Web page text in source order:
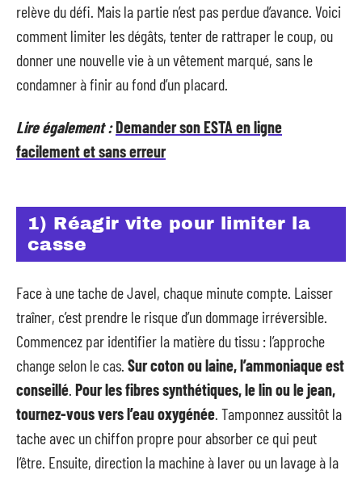
relève du défi. Mais la partie n’est pas perdue d’avance. Voici
comment limiter les dégâts, tenter de rattraper le coup, ou
donner une nouvelle vie à un vêtement marqué, sans le
condamner à finir au fond d’un placard.
Lire également :Demander son ESTA en ligne
facilement et sans erreur
1) Réagir vite pour limiter la
casse
Face à une tache de Javel, chaque minute compte. Laisser
traîner, c’est prendre le risque d’un dommage irréversible.
Commencez par identifier la matière du tissu : l’approche
change selon le cas. Sur coton ou laine, l’ammoniaque est
conseillé Pour les fibres synthétiques, le lin ou le jean,
tournez-vous vers l’eau oxygénée . Tamponnez aussitôt la
tache avec un chiffon propre pour absorber ce qui peut
l’être. Ensuite, direction la machine à laver ou un lavage à la